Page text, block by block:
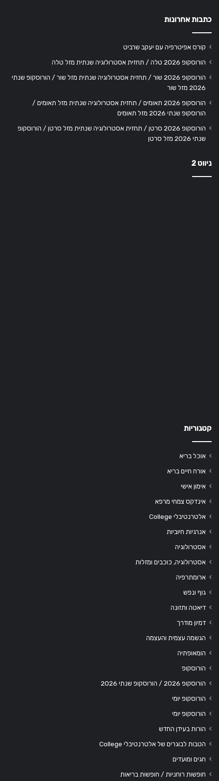
כתבות אחרונות
קורס אפיטרפיה עם יעקב שרביט
הורוסקופ 2026 טלה / תחזית אסטרולוגיה שנתית מזל טלה
הורוסקופ 2026 שור / תחזית אסטרולוגיה שנתית מזל שור / הורוסקופ שנתי
2026 מזל שור
הורוסקופ 2026 תאומים / תחזית אסטרולוגיה שנתית מזל תאומים /
הורוסקופ שנתי 2026 מזל תאומים
הורוסקופ 2026 סרטן / תחזית אסטרולוגיה שנתית מזל סרטן / הורוסקופ
שנתי 2026 מזל סרטן
ניווט 2
קטגוריות
אוכל בריא
אורח חיים בריא
אימון אישי
אינדקס צמחי מרפא
אלטרנטיבלי College
אנרגיות חיוביות
אסטרולוגיה
אסטרולוגיה, כוכבים ומזלות
ארומתרפיה
גוף ונפש
דיאטה ותזונה
דמיון מודרך
הגשמה עצמית והעצמה
הומאופתיה
הורוסקופ
הורוסקופ 2026 / הורוסקופ שנתי 2026
הורוסקופ יומי
הורוסקופ יומי
הורות בעידן החדש
הטבות לבוגרים של אלטרנטיבלי College
חגים ומועדים
חופשות רוחניות / חופשות בריאות